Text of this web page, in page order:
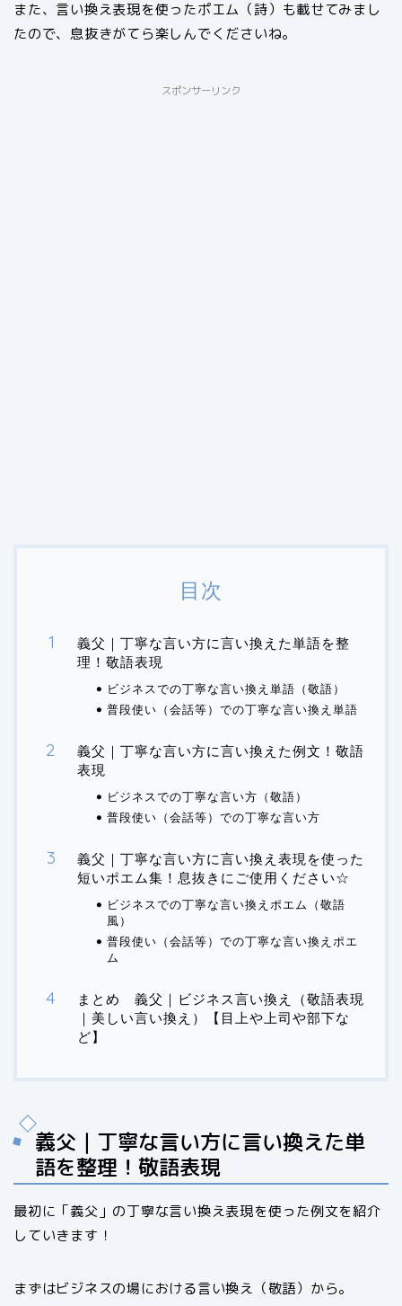
また、言い換え表現を使ったポエム（詩）も載せてみまし
たので、息抜きがてら楽しんでくださいね。
スポンサーリンク
目次
義父｜丁寧な言い方に言い換えた単語を整
理！敬語表現
ビジネスでの丁寧な言い換え単語（敬語）
普段使い（会話等）での丁寧な言い換え単語
義父｜丁寧な言い方に言い換えた例文！敬語
表現
ビジネスでの丁寧な言い方（敬語）
普段使い（会話等）での丁寧な言い方
義父｜丁寧な言い方に言い換え表現を使った
短いポエム集！息抜きにご使用ください☆
ビジネスでの丁寧な言い換えポエム（敬語
風）
普段使い（会話等）での丁寧な言い換えポエ
ム
まとめ 義父｜ビジネス言い換え（敬語表現
｜美しい言い換え）【目上や上司や部下な
ど】
義父｜丁寧な言い方に言い換えた単
語を整理！敬語表現
最初に「義父」の丁寧な言い換え表現を使った例文を紹介
していきます！
まずはビジネスの場における言い換え（敬語）から。